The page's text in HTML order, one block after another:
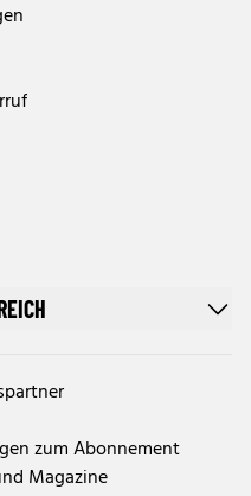
zum Abonnement
Magazine